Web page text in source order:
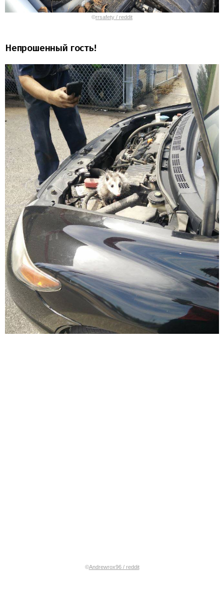
©rrsafety / reddit
Непрошенный гость!
©Andrewrox96 / reddit